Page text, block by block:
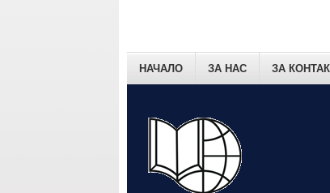
НАЧАЛО ЗА НАС ЗА